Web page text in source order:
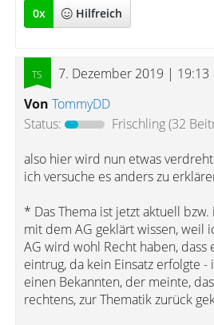
0x Hilfreich
7. Dezember 2019 | 19:13
Von TommyDD
Status:
Frischling(32
also hier wird nun etwas
ich versuche es anders zu
* Das Thema ist jetzt aktuell
mit dem AG geklärt wissen, weil
AG wird wohl Recht haben,
eintrug, da kein Einsatz erfolgte
einen Bekannten, der meinte,
rechtens, zur Thematik zurück